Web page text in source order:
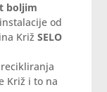
boljim
od
KrižSELO
Križ i to na